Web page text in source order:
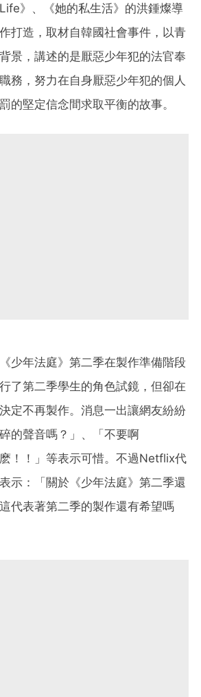
》、《她的私生活》的洪鍾燦導
打造，取材自韓國社會事件，以青
景，講述的是厭惡少年犯的法官奉
務，努力在自身厭惡少年犯的個人
的堅定信念間求取平衡的故事。
《少年法庭》第二季在製作準備階段
了第二季學生的角色試鏡，但卻在
定不再製作。消息一出讓網友紛紛
碎的聲音嗎？」、「不要啊
！！」等表示可惜。不過Netflix代
示：
「關於《少年法庭》第二季還
代表著第二季的製作還有希望嗎